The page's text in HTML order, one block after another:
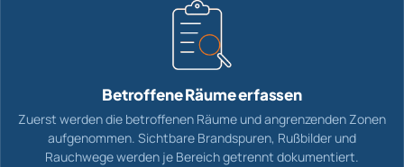
Betroffene Räume erfassen
Zuerst werden die betroffenen Räume und angrenzenden Zonen
aufgenommen. Sichtbare Brandspuren, Rußbilder und
Rauchwege werden je Bereich getrennt dokumentiert.